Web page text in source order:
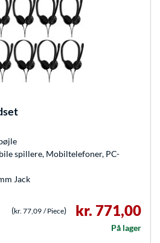
spillere, Mobiltelefoner, PC-
Jack
(kr. 77,09 / Piece) kr. 771,00
På lager